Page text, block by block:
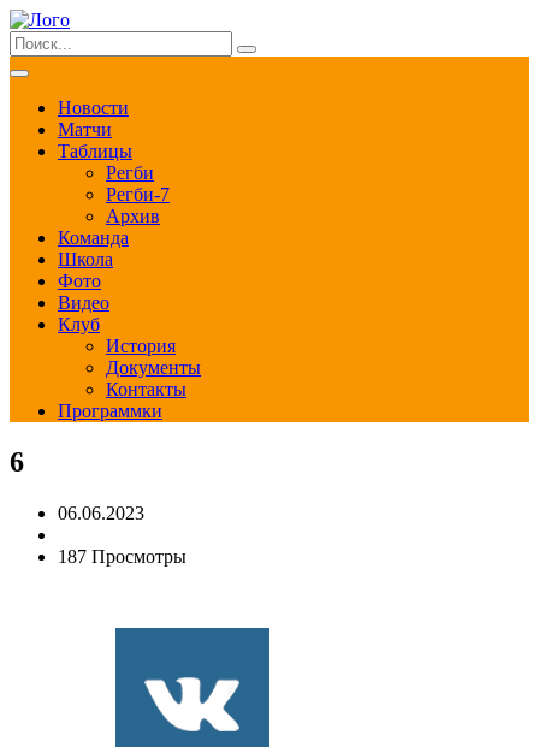
Новости
Матчи
Таблицы
Регби
Регби-7
Архив
Команда
Школа
Фото
Видео
Клуб
История
Документы
Контакты
Программки
6
06.06.2023
187 Просмотры